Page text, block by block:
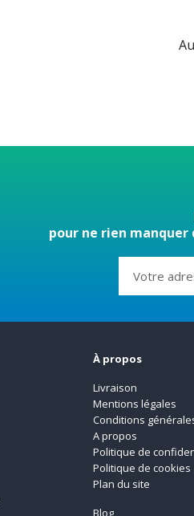
pour ne rien
À propos
Livraison
Mentions légales
Conditions
A propos
Politique de
Politique de cookies
Plan du site